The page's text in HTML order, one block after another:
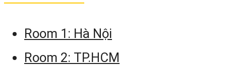
Room 1: Hà Nội
Room 2: TP.HCM